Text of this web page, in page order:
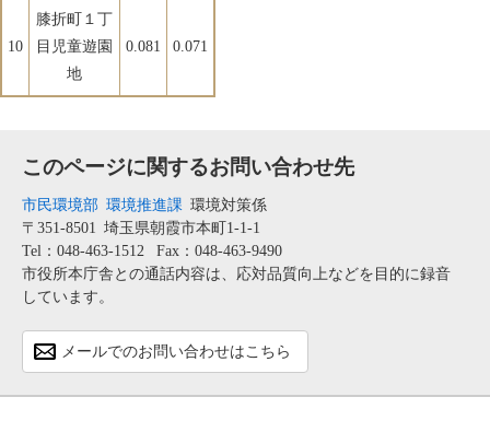
10
膝折町１丁
目児童遊園
地
0.081 0.071
このページに関するお問い合わせ先
市民環境部 環境推進課 環境対策係
〒351-8501 埼玉県朝霞市本町1-1-1
Tel：048-463-1512
Fax：048-463-9490
市役所本庁舎との通話内容は、応対品質向上などを目的に録音
しています。
メールでのお問い合わせはこちら